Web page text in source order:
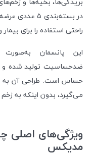
راحتی استفاده را برای
این پانسمان به‌صورت
ضدحساسیت تولید شده و
حساس است. طراحی آن به
می‌گیرد، بدون اینکه به
ویژگی‌های اصلی
مدیکس